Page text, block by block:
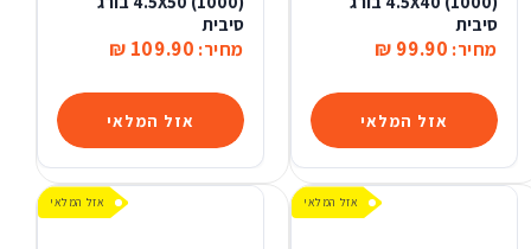
אזל המלאי
סיבית
מחיר: 99.90 ₪
אזל המלאי
סיבית
מחיר: 109.90 ₪
אזל המלאי אזל המלאי